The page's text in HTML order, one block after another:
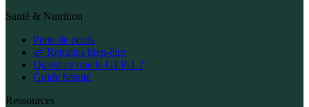
Santé & Nutrition
Perte de poids
🌿 Retraites bien-être
Qu'est-ce que le GLP-1 ?
Guide beauté
Ressources